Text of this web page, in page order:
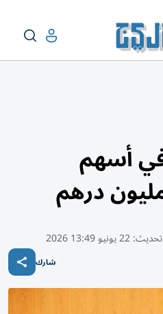
أسهم
22 يونيو 13:49 2026
شارك